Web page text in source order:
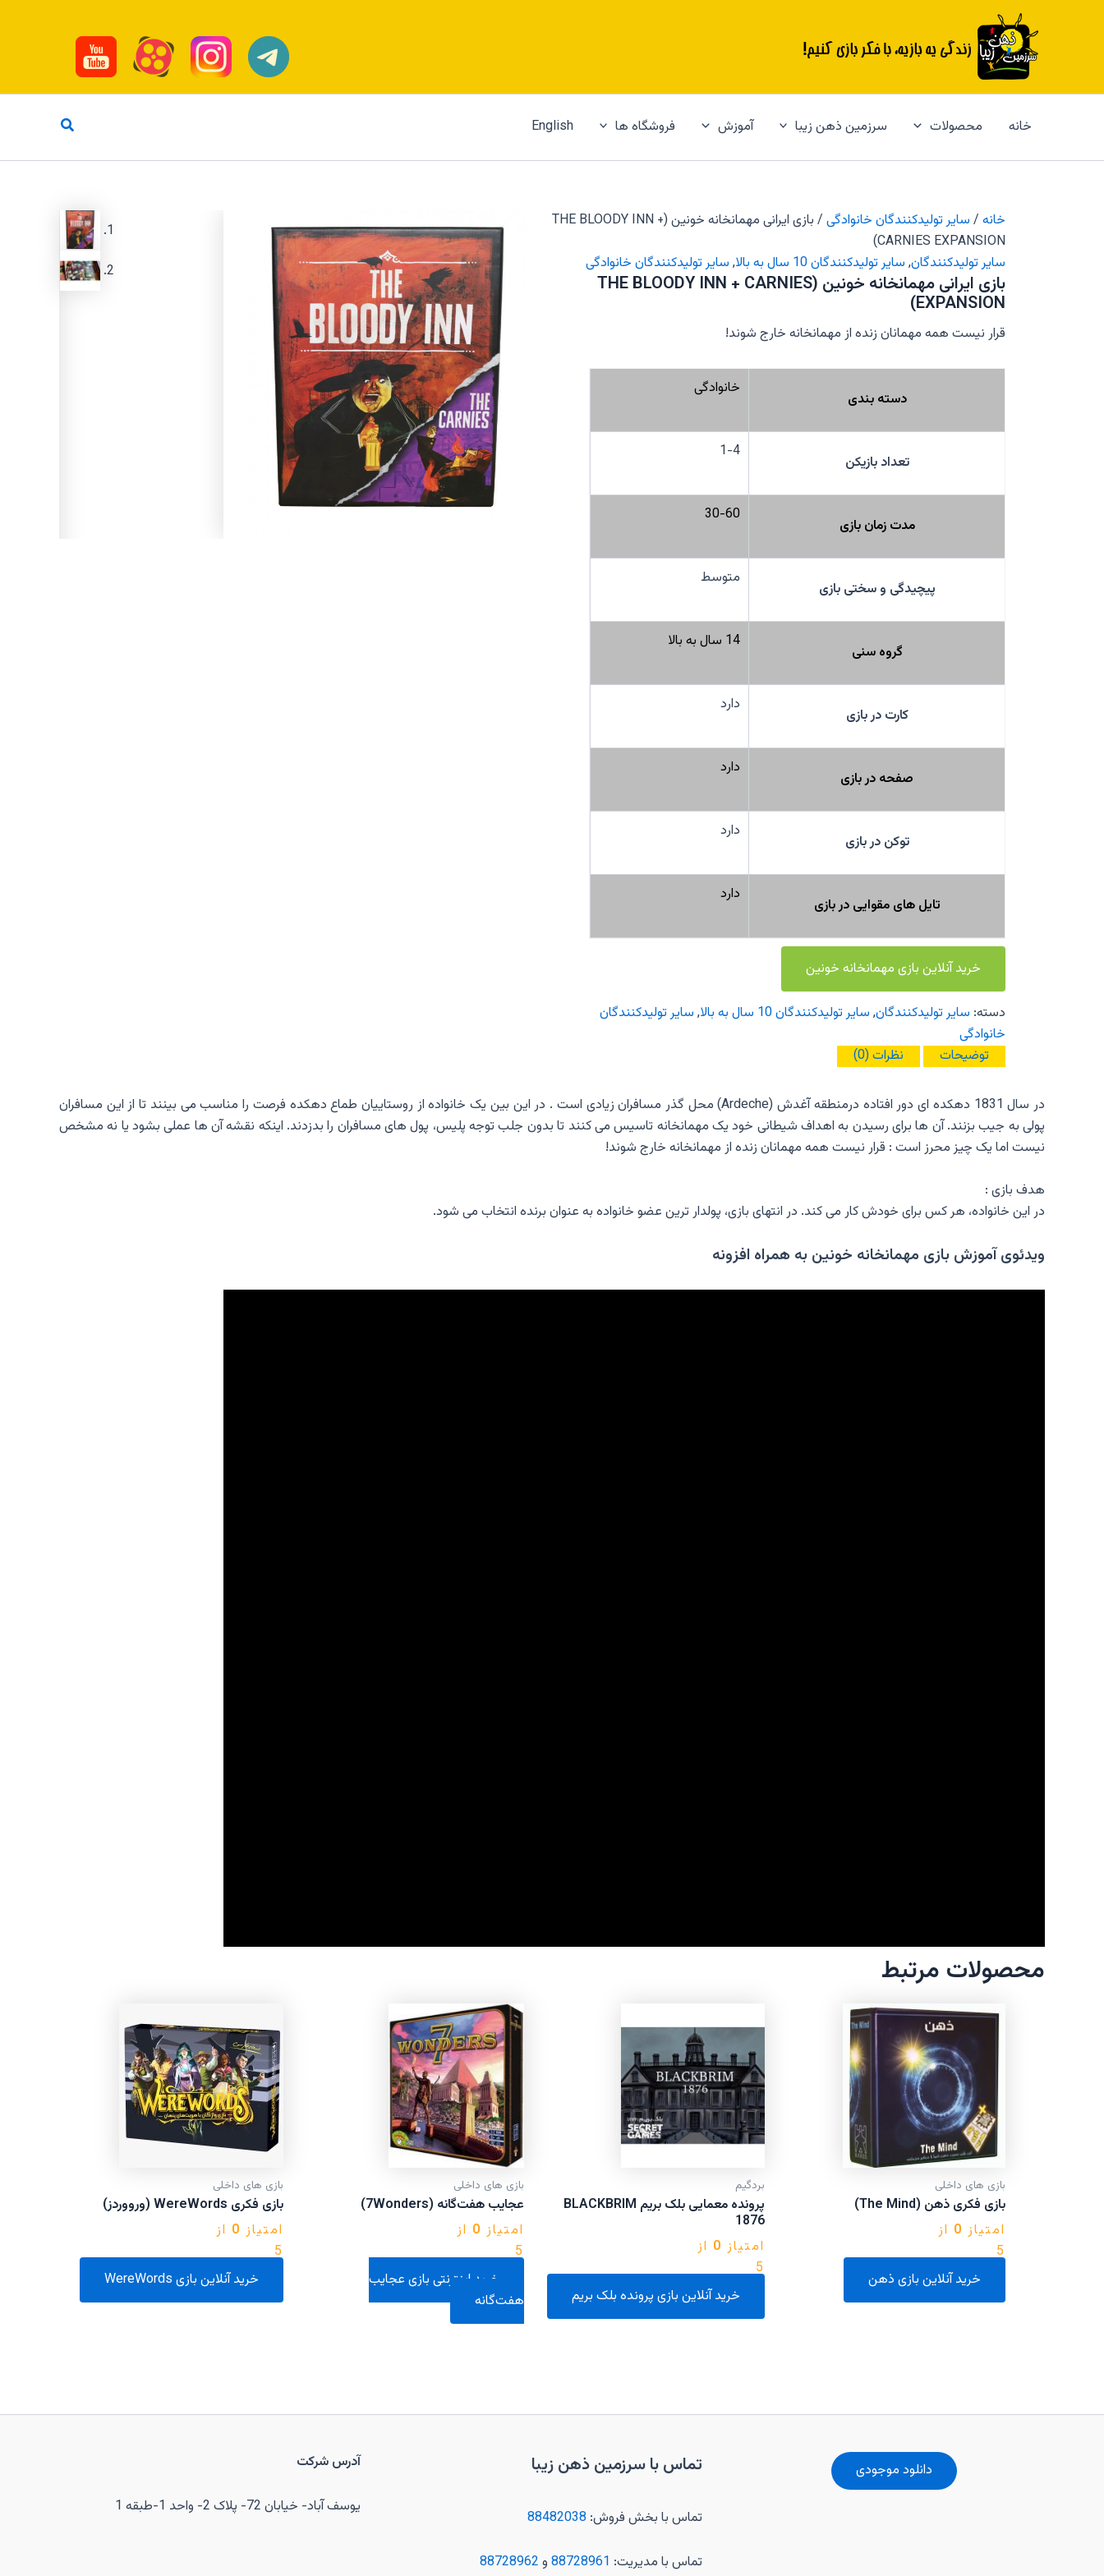
خانه محصولات سرزمین ذهن زیبا آموزش فروشگاه ها English جستجو
خانه / سایر تولیدکنندگان خانوادگی
/ بازی ایرانی مهمانخانه خونین (THE BLOODY INN +
CARNIES EXPANSION)
سایر تولیدکنندگان, سایر تولیدکنندگان 10 سال به بالا , سایر تولیدکنندگان خانوادگی
بازی ایرانی مهمانخانه خونین (THE BLOODY INN + CARNIES
EXPANSION)
قرار نیست همه مهمانان زنده از مهمانخانه خارج شوند!
دسته بندی
خانوادگی
تعداد بازیکن
1-4
مدت زمان بازی
30-60
پیچیدگی و سختی بازی
متوسط
گروه سنی
14 سال به بالا
کارت در بازی
دارد
صفحه در بازی
دارد
توکن در بازی
دارد
تایل های مقوایی در بازی
دارد
خرید آنلاین بازی مهمانخانه خونین
دسته: سایر تولیدکنندگان, سایر تولیدکنندگان 10 سال به بالا , سایر تولیدکنندگان
خانوادگی
توضیحات
نظرات (0)
در سال 1831 دهکده ای دور افتاده درمنطقه آغدش (Ardeche) محل گذر مسافران زیادی است . در این بین یک خانواده از روستاییان طماع دهکده فرصت را مناسب می بینند تا از این مسافران
پولی به جیب بزنند. آن ها برای رسیدن به اهداف شیطانی خود یک مهمانخانه تاسیس می کنند تا بدون جلب توجه پلیس، پول های مسافران را بدزدند. اینکه نقشه آن ها عملی بشود یا نه مشخص
نیست اما یک چیز محرز است : قرار نیست همه مهمانان زنده از مهمانخانه خارج شوند!
هدف بازی :
در این خانواده، هر کس برای خودش کار می کند. در انتهای بازی، پولدار ترین عضو خانواده به عنوان برنده انتخاب می شود.
ویدئوی آموزش بازی مهمانخانه خونین به همراه افزونه
محصولات مرتبط
بازی های داخلی
بازی فکری ذهن (The Mind)
امتیاز 0 از
5
خرید آنلاین بازی ذهن
بردگیم
پرونده معمایی بلک بریم BLACKBRIM
1876
امتیاز 0 از
5
خرید آنلاین بازی پرونده بلک بریم
بازی های داخلی
عجایب هفت‌گانه (7Wonders)
امتیاز 0 از
5
خرید اینترنتی بازی عجایب
هفت‌گانه
بازی های داخلی
بازی فکری WereWords (ورووردز)
امتیاز 0 از
5
خرید آنلاین بازی WereWords
دانلود موجودی تماس با سرزمین ذهن زیبا
تماس با بخش فروش: 88482038
تماس با مدیریت: 88728961و 88728962
آدرس شرکت
یوسف آباد- خیابان 72- پلاک 2- واحد 1-طبقه 1